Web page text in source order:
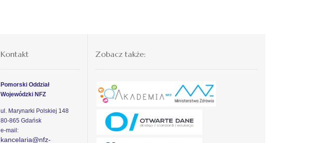
Kontakt
Pomorski Oddział
Wojewódzki NFZ
ul. Marynarki Polskiej 148
80-865 Gdańsk
e-mail:
kancelaria@nfz-
Zobacz także: